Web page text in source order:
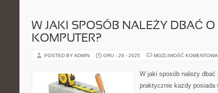
W JAKI SPOSÓB NALEŻY DBAĆ O
KOMPUTER?
POSTED BY ADMIN GRU - 29 - 2025 MOŻLIWOŚĆ
W jaki sposób należy
praktycznie każdy posiada